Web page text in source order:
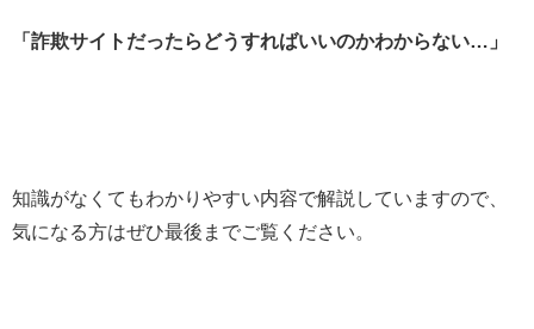
「詐欺サイトだったらどうすればいいのかわからない…」
知識がなくてもわかりやすい内容で解説していますので、
気になる方はぜひ最後までご覧ください。